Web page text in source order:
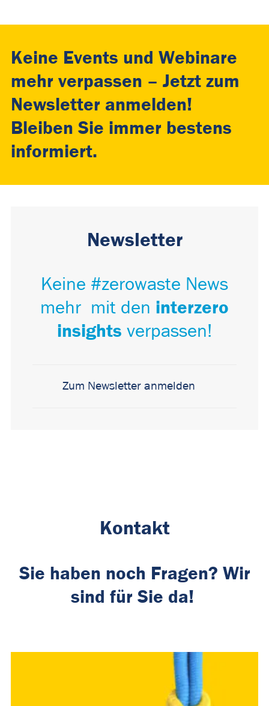
Keine Events und Webinare
mehr verpassen – Jetzt zum
Newsletter anmelden!
Bleiben Sie immer bestens
informiert.
Newsletter
Keine #zerowaste News
mehr mit den interzero
insights verpassen!
Zum Newsletter anmelden
Kontakt
Sie haben noch Fragen? Wir
sind für Sie da!